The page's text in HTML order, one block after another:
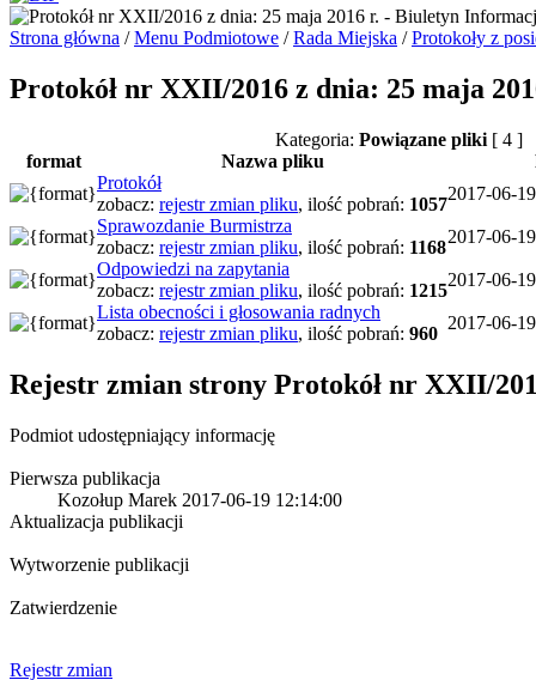
Strona główna /Menu Podmiotowe /Rada Miejska /Protokoły z
Protokół nr XXII/2016 z dnia: 25 maja
Kategoria: Powiązane pliki [ 4 ]
format
Nazwa pliku
Protokół
zobacz: rejestr zmian pliku, ilość pobrań: 1057
2017-06-
Sprawozdanie Burmistrza
zobacz: rejestr zmian pliku, ilość pobrań: 1168
2017-06-
Odpowiedzi na zapytania
zobacz: rejestr zmian pliku, ilość pobrań: 1215
2017-06-
Lista obecności i głosowania radnych
zobacz: rejestr zmian pliku, ilość pobrań: 960
2017-06-
Rejestr zmian strony Protokół nr XXII/
Podmiot udostępniający informację
Pierwsza publikacja
Kozołup Marek 2017-06-19 12:14:00
Aktualizacja publikacji
Wytworzenie publikacji
Zatwierdzenie
Rejestr zmian